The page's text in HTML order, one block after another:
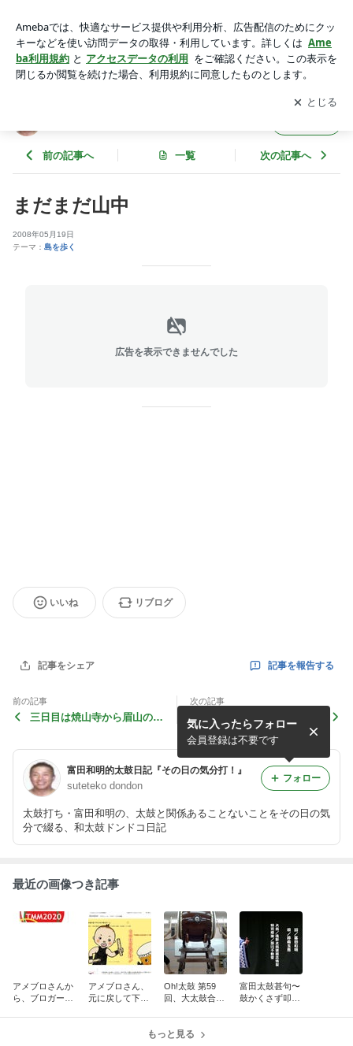
アプリをダウンロードして ブログの更新通知
を受け取りまし
ょう。
開く
前の記事へ 一覧 次の記事へ
まだまだ山中
2008年05月19日
テーマ： 島を歩く
広告を表示できませんでした
いいね リブログ
記事をシェア 記事を報告する
前の記事
三日目は焼山寺から眉山の麓
次の記事
鮎喰川の板橋を渡る
富田和明的太鼓日記『その日の気分打！』
suteteko dondon
太鼓打ち・富田和明の、太鼓と関係あることないことをその日の気
分で綴る、和太鼓ドンドコ日記
気に入ったらフォロー
会員登録は不要です
フォロー
最近の画像つき記事
アメブロさんか
ら、ブロガーに
アメブロさん、
元に戻して下さ
Oh!太鼓 第59
回、大太鼓合宿
富田太鼓甚句〜
鼓かくさず叩き
もっと見る